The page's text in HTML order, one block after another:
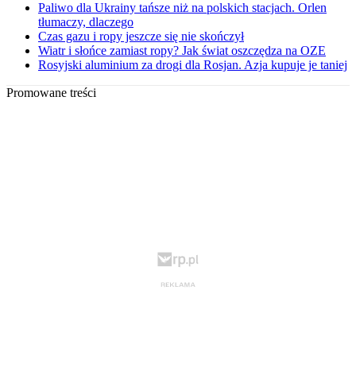
Paliwo dla Ukrainy tańsze niż na polskich stacjach. Orlen
tłumaczy, dlaczego
Czas gazu i ropy jeszcze się nie skończył
Wiatr i słońce zamiast ropy? Jak świat oszczędza na OZE
Rosyjski aluminium za drogi dla Rosjan. Azja kupuje je taniej
Promowane treści